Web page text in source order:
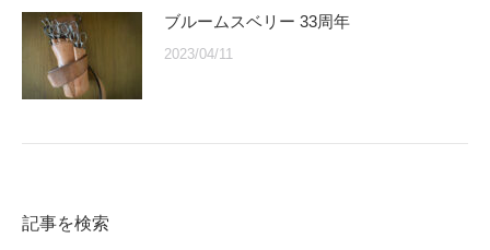
ブルームスベリー 33周年
2023/04/11
記事を検索